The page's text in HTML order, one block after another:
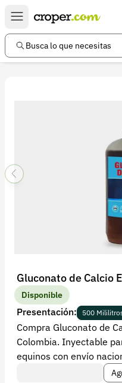
Busca lo que necesitas
Gluconato de Calcio
Disponible
Presentación: 500
Compra Gluconato de
Colombia. Inyectable
equinos con envío
Enlaces de interés
Preguntas frecuentes
Política de privacidad
Recuperar contraseña
Contacto
Soporte
+57 323 2931928